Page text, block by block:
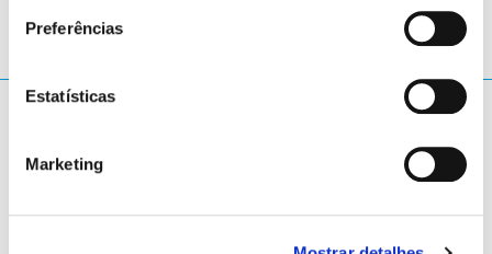
Preferências
Estatísticas
Marketing
Termo a pesquisar